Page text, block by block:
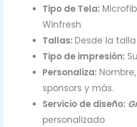
Tipo de Tela:
Winfresh
Tallas: Desde la talla
Tipo de impresión:
Personaliza:
sponsors y más.
Servicio de diseño:
personalizado